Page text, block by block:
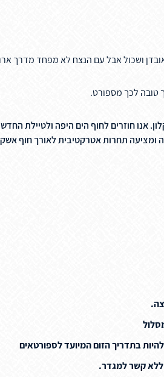
ושכול אבל עם הנצח לא מפחד מדרך
טובה לכך מספורט.
אנו חוזרים לחוף הים היפה ולטיילת
ומציעה תחרות אטרקטיבית לאורך חוף
בתדריך הזום המיועד לספורטאים